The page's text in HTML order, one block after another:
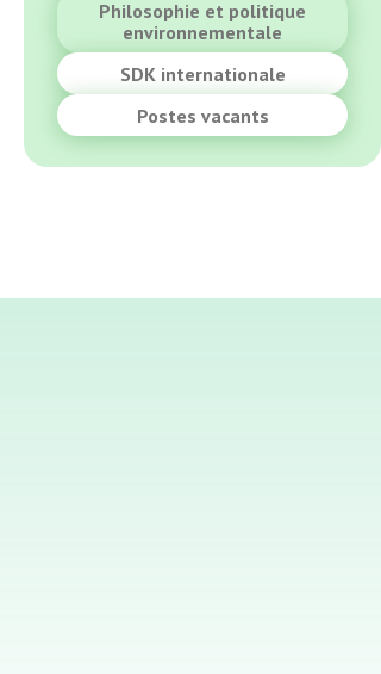
Philosophie et politique
environnementale
SDK internationale
Postes vacants